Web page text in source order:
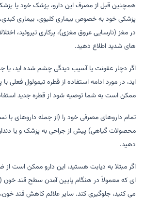
همچنین قبل از مصرف این دارو، پزشک خود یا پزشک
پزشکی خود به خصوص بیماری کلیوی، بیماری کبدی،
در مغز (نارسایی عروق مغزی)، پرکاری تیروئید،
های شدید اطلاع دهید.
اگر دچار عفونت یا آسیب دیدگی چشم شده اید، یا
اید، در مورد ادامه استفاده از قطره تیمولول
ممکن است به شما توصیه شود از قطره جدید
تمام داروهای مصرفی خود را (از جمله داروهای با
محصولات گیاهی) پیش از جراحی به پزشک و یا
دهید.
اگر مبتلا به دیابت هستید، این دارو ممکن است از
ای که معمولاً در هنگام پایین آمدن سطح قند
می کنید، جلوگیری کند. سایر علائم کاهش قند